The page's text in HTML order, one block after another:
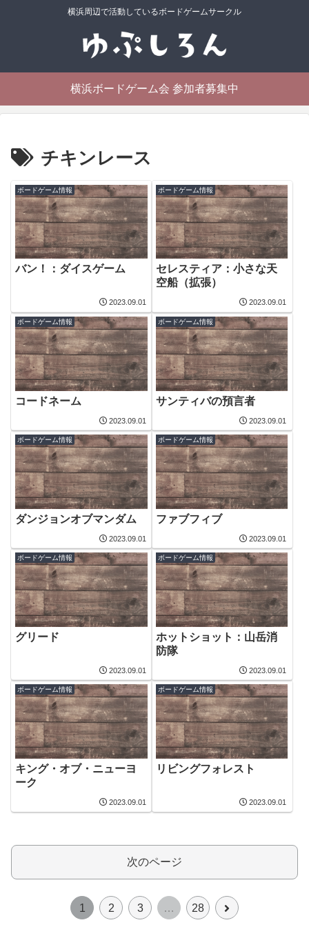
横浜周辺で活動しているボードゲームサークル
横浜ボードゲーム会 参加者募集中
チキンレース
ボードゲーム情報
バン！：ダイスゲーム
2023.09.01
ボードゲーム情報
セレスティア：小さな天
空船（拡張）
2023.09.01
ボードゲーム情報
コードネーム
2023.09.01
ボードゲーム情報
サンティバの預言者
2023.09.01
ボードゲーム情報
ダンジョンオブマンダム
2023.09.01
ボードゲーム情報
ファブフィブ
2023.09.01
ボードゲーム情報
グリード
2023.09.01
ボードゲーム情報
ホットショット：山岳消
防隊
2023.09.01
ボードゲーム情報
キング・オブ・ニューヨ
ーク
2023.09.01
ボードゲーム情報
リビングフォレスト
2023.09.01
次のページ
1 2 3 … 28
次